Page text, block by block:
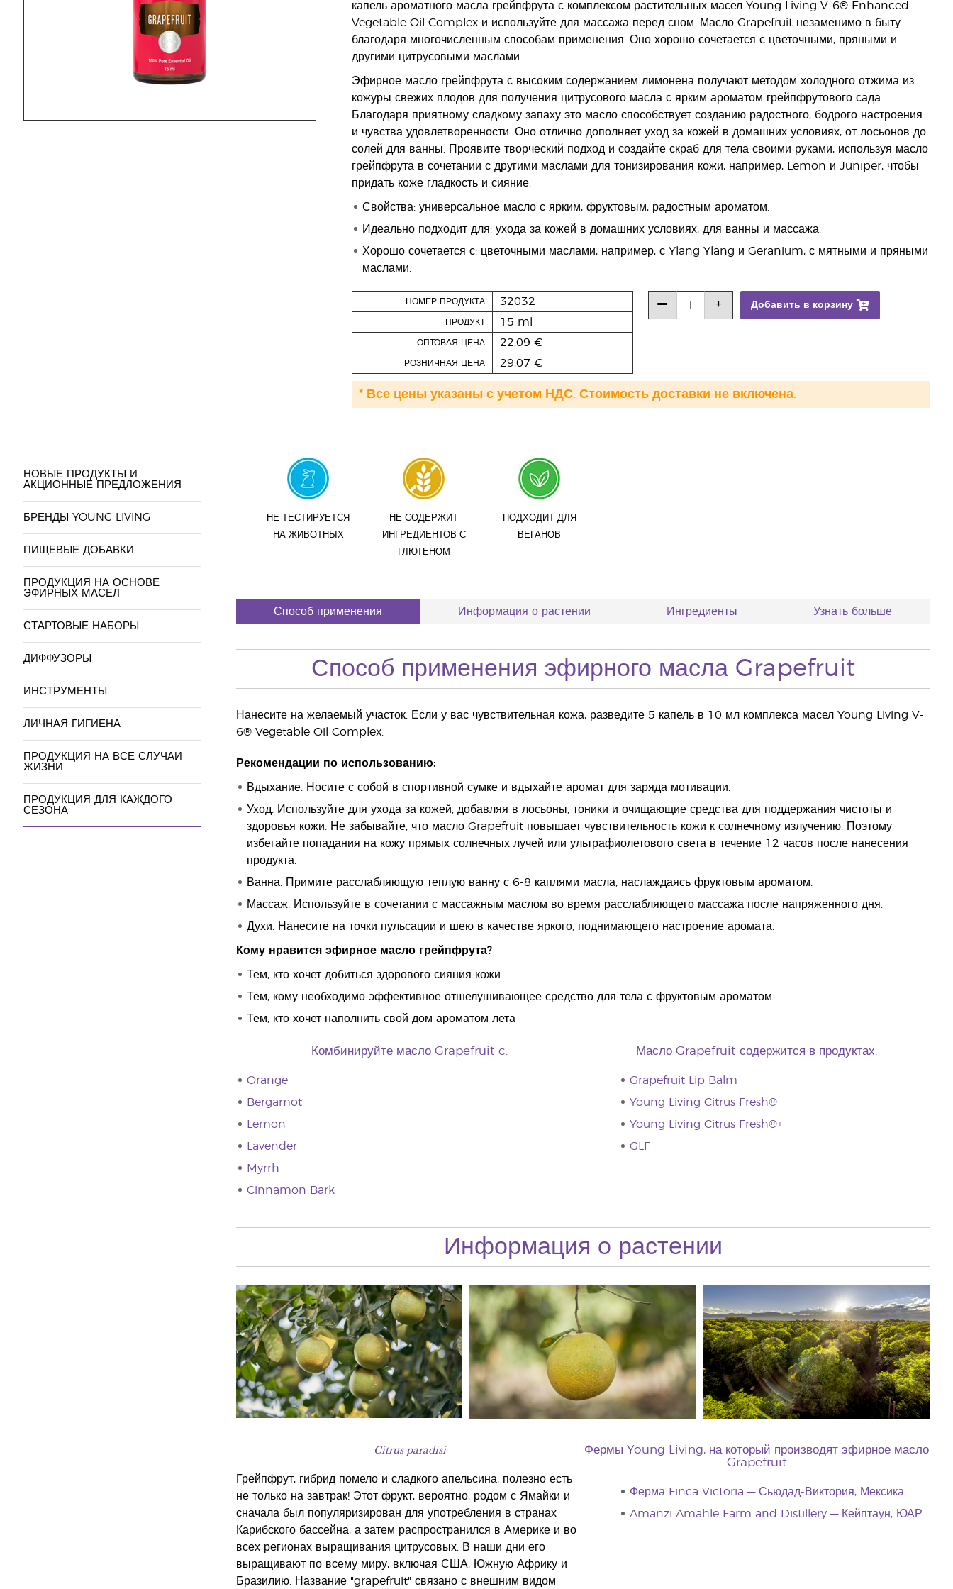
капель ароматного масла грейпфрута с комплексом растительных масел Young Living V-6® Enhanced
Vegetable Oil Complex и используйте для массажа перед сном. Масло Grapefruit незаменимо в быту
благодаря многочисленным способам применения. Оно хорошо сочетается с цветочными, пряными и
другими цитрусовыми маслами.
Эфирное масло грейпфрута с высоким содержанием лимонена получают методом холодного отжима из
кожуры свежих плодов для получения цитрусового масла с ярким ароматом грейпфрутового сада.
Благодаря приятному сладкому запаху это масло способствует созданию радостного, бодрого настроения
и чувства удовлетворенности. Оно отлично дополняет уход за кожей в домашних условиях, от лосьонов до
солей для ванны. Проявите творческий подход и создайте скраб для тела своими руками, используя масло
грейпфрута в сочетании с другими маслами для тонизирования кожи, например, Lemon и Juniper, чтобы
придать коже гладкость и сияние.
Свойства: универсальное масло с ярким, фруктовым, радостным ароматом.
Идеально подходит для: ухода за кожей в домашних условиях, для ванны и массажа.
Хорошо сочетается с: цветочными маслами, например, с Ylang Ylang и Geranium, с мятными и пряными
маслами.
НОМЕР ПРОДУКТА 32032
ПРОДУКТ 15 ml
ОПТОВАЯ ЦЕНА 22,09 €
РОЗНИЧНАЯ ЦЕНА 29,07 €
Добавить в корзину
* Все цены указаны с учетом НДС. Стоимость доставки не включена.
НОВЫЕ ПРОДУКТЫ И
АКЦИОННЫЕ ПРЕДЛОЖЕНИЯ
БРЕНДЫ YOUNG LIVING
ПИЩЕВЫЕ ДОБАВКИ
ПРОДУКЦИЯ НА ОСНОВЕ
ЭФИРНЫХ МАСЕЛ
СТАРТОВЫЕ НАБОРЫ
ДИФФУЗОРЫ
ИНСТРУМЕНТЫ
ЛИЧНАЯ ГИГИЕНА
ПРОДУКЦИЯ НА ВСЕ СЛУЧАИ
ЖИЗНИ
ПРОДУКЦИЯ ДЛЯ КАЖДОГО
СЕЗОНА
НЕ ТЕСТИРУЕТСЯ
НА ЖИВОТНЫХ
НЕ СОДЕРЖИТ
ИНГРЕДИЕНТОВ С
ГЛЮТЕНОМ
ПОДХОДИТ ДЛЯ
ВЕГАНОВ
Способ применения Информация о растении Ингредиенты Узнать больше
Способ применения эфирного масла Grapefruit
Нанесите на желаемый участок. Если у вас чувствительная кожа, разведите 5 капель в 10 мл комплекса масел Young Living V-
6® Vegetable Oil Complex.
Рекомендации по использованию:
Вдыхание: Носите с собой в спортивной сумке и вдыхайте аромат для заряда мотивации.
Уход: Используйте для ухода за кожей, добавляя в лосьоны, тоники и очищающие средства для поддержания чистоты и
здоровья кожи. Не забывайте, что масло Grapefruit повышает чувствительность кожи к солнечному излучению. Поэтому
избегайте попадания на кожу прямых солнечных лучей или ультрафиолетового света в течение 12 часов после нанесения
продукта.
Ванна: Примите расслабляющую теплую ванну с 6-8 каплями масла, наслаждаясь фруктовым ароматом.
Массаж: Используйте в сочетании с массажным маслом во время расслабляющего массажа после напряженного дня.
Духи: Нанесите на точки пульсации и шею в качестве яркого, поднимающего настроение аромата.
Кому нравится эфирное масло грейпфрута?
Тем, кто хочет добиться здорового сияния кожи
Тем, кому необходимо эффективное отшелушивающее средство для тела с фруктовым ароматом
Тем, кто хочет наполнить свой дом ароматом лета
Комбинируйте масло Grapefruit c:
Orange
Bergamot
Lemon
Lavender
Myrrh
Cinnamon Bark
Масло Grapefruit содержится в продуктах:
Grapefruit Lip Balm
Young Living Citrus Fresh®
Young Living Citrus Fresh®+
GLF
Информация о растении
Citrus paradisi
Грейпфрут, гибрид помело и сладкого апельсина, полезно есть
не только на завтрак! Этот фрукт, вероятно, родом с Ямайки и
сначала был популяризирован для употребления в странах
Карибского бассейна, а затем распространился в Америке и во
всех регионах выращивания цитрусовых. В наши дни его
выращивают по всему миру, включая США, Южную Африку и
Бразилию. Название "grapefruit" связано с внешним видом
Фермы Young Living, на который производят эфирное масло
Grapefruit
Ферма Finca Victoria — Сьюдад-Виктория, Мексика
Amanzi Amahle Farm and Distillery — Кейптаун, ЮАР